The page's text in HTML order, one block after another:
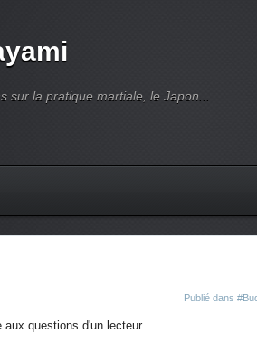
sur la pratique martiale, le Japon...
Publié dans
questions d'un lecteur.